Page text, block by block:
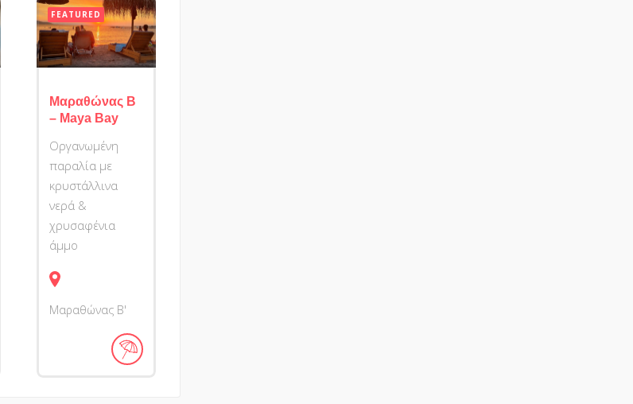
FEATURED
Μαραθώνας Β
– Maya Bay
Οργανωμένη
παραλία με
κρυστάλλινα
νερά &
χρυσαφένια
άμμο
Μαραθώνας Β'